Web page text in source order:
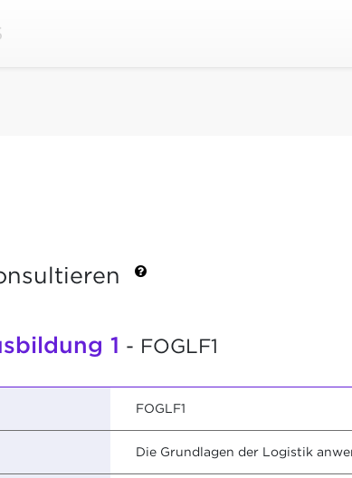
1 - FOGLF1
FOGLF1
Die Grundlagen der Logistik